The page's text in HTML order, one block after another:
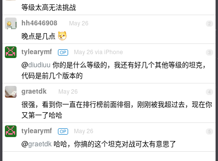
等级太高无法挑战
2
hh4646908 May 26
晚点是几点
3
tylearymf OP May 26 via iPhone
@diudiuu 你的是什么等级的，我还有好几个其他等级的坦克，
代码是前几个版本的
4
graetdk May 26
很强，看到你一直在排行榜前面徘徊，刚刚被我超过去，现在你
又第一了哈哈
5
tylearymf OP May 26
@graetdk 哈哈，你搞的这个坦克对战可太有意思了